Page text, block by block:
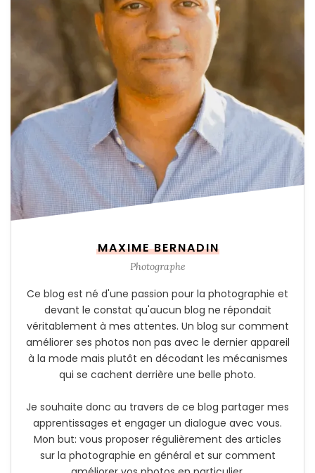
MAXIME BERNADIN
Photographe
Ce blog est né d'une passion pour la photographie et
devant le constat qu'aucun blog ne répondait
véritablement à mes attentes. Un blog sur comment
améliorer ses photos non pas avec le dernier appareil
à la mode mais plutôt en décodant les mécanismes
qui se cachent derrière une belle photo.
Je souhaite donc au travers de ce blog partager mes
apprentissages et engager un dialogue avec vous.
Mon but: vous proposer régulièrement des articles
sur la photographie en général et sur comment